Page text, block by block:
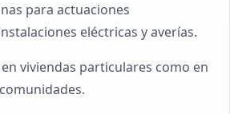
para actuaciones
eléctricas y averías.
viviendas particulares como en